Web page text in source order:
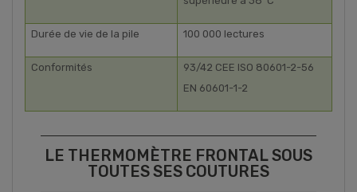
Durée de vie de la pile 100 000 lectures
Conformités
93/42 CEE ISO 80601-2-56
EN 60601-1-2
LE THERMOMÈTRE FRONTAL SOUS
TOUTES SES COUTURES